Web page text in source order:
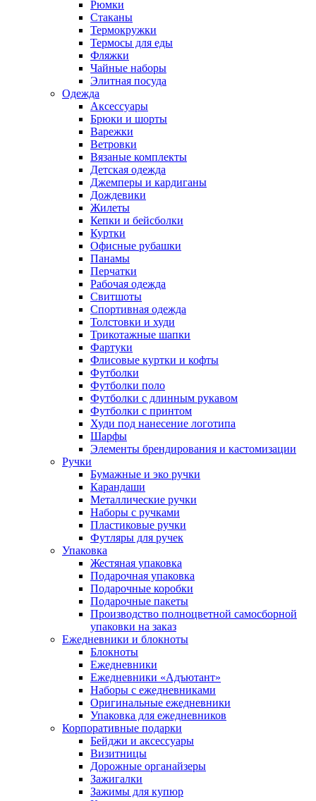
Рюмки
Стаканы
Термокружки
Термосы для еды
Фляжки
Чайные наборы
Элитная посуда
Одежда
Аксессуары
Брюки и шорты
Варежки
Ветровки
Вязаные комплекты
Детская одежда
Джемперы и кардиганы
Дождевики
Жилеты
Кепки и бейсболки
Куртки
Офисные рубашки
Панамы
Перчатки
Рабочая одежда
Свитшоты
Спортивная одежда
Толстовки и худи
Трикотажные шапки
Фартуки
Флисовые куртки и кофты
Футболки
Футболки поло
Футболки с длинным рукавом
Футболки с принтом
Худи под нанесение логотипа
Шарфы
Элементы брендирования и кастомизации
Ручки
Бумажные и эко ручки
Карандаши
Металлические ручки
Наборы с ручками
Пластиковые ручки
Футляры для ручек
Упаковка
Жестяная упаковка
Подарочная упаковка
Подарочные коробки
Подарочные пакеты
Производство полноцветной самосборной
упаковки на заказ
Ежедневники и блокноты
Блокноты
Ежедневники
Ежедневники «Адъютант»
Наборы с ежедневниками
Оригинальные ежедневники
Упаковка для ежедневников
Корпоративные подарки
Бейджи и аксессуары
Визитницы
Дорожные органайзеры
Зажигалки
Зажимы для купюр